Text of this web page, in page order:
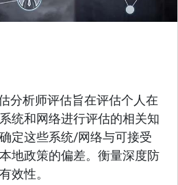
分析师评估旨在评估个人在
统和网络进行评估的相关知
定这些系统/网络与可接受
地政策的偏差。衡量深度防
效性。